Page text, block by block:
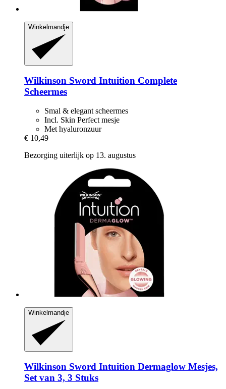
Winkelmandje
Wilkinson Sword Intuition Complete
Scheermes
Smal & elegant scheermes
Incl. Skin Perfect mesje
Met hyaluronzuur
€ 10,49
Bezorging uiterlijk op 13. augustus
Winkelmandje
Wilkinson Sword Intuition Dermaglow Mesjes,
Set van 3, 3 Stuks